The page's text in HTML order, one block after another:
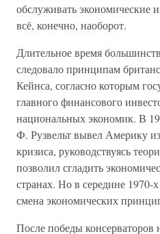
обслуживать экономические
всё, конечно, наоборот.
Длительное время
следовало принципам
Кейнса, согласно которым
главного финансового
национальных экономик. В
Ф. Рузвельт вывел Америку
кризиса, руководствуясь
позволил сгладить
странах. Но в середине 1970-
смена экономических
После победы консерваторов